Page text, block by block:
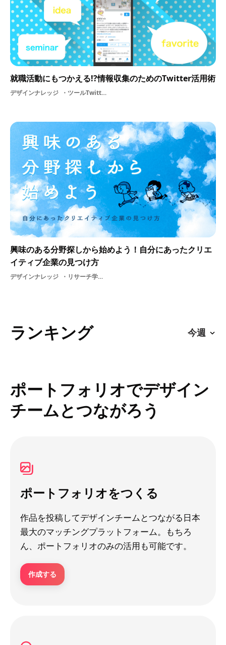
就職活動にもつかえる!?情報収集のためのTwitter活用術
デザインナレッジ ツールTwitterインプットリサーチ
興味のある分野探しから始めよう！自分にあったクリエ
イティブ企業の見つけ方
デザインナレッジ リサーチ学生情報説明会興味のある分野就活
ランキング
ポートフォリオでデザイン
チームとつながろう
ポートフォリオをつくる
作品を投稿してデザインチームとつながる日本
最大のマッチングプラットフォーム。もちろ
ん、ポートフォリオのみの活用も可能です。
作成する